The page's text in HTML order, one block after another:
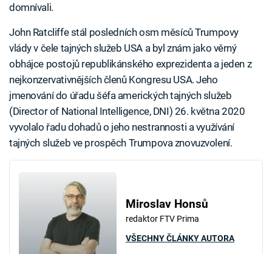
domnívali.
John Ratcliffe stál posledních osm měsíců Trumpovy
vlády v čele tajných služeb USA a byl znám jako věrný
obhájce postojů republikánského exprezidenta a jeden z
nejkonzervativnějších členů Kongresu USA. Jeho
jmenování do úřadu šéfa amerických tajných služeb
(Director of National Intelligence, DNI) 26. května 2020
vyvolalo řadu dohadů o jeho nestrannosti a využívání
tajných služeb ve prospěch Trumpova znovuzvolení.
Miroslav Honsů
redaktor FTV Prima
VŠECHNY ČLÁNKY AUTORA